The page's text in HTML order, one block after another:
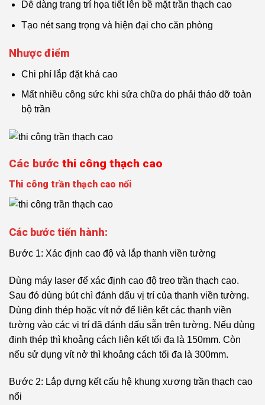
Dễ dàng trang trí họa tiết lên bề mặt trần thạch cao
Tạo nét sang trọng và hiện đại cho căn phòng
Nhược điểm
Chi phí lắp đặt khá cao
Mất nhiều công sức khi sửa chữa do phải tháo dỡ toàn
bộ trần
Các bước thi công thạch cao
Thi công trần thạch cao nổi
Các bước tiến hành:
Bước 1: Xác định cao độ và lắp thanh viền tường
Dùng máy laser để xác định cao độ treo trần thạch cao.
Sau đó dùng bút chì đánh dấu vị trí của thanh viền tường.
Dùng đinh thép hoặc vít nở để liên kết các thanh viền
tường vào các vị trí đã đánh dấu sẵn trên tường. Nếu dùng
đinh thép thì khoảng cách liên kết tối đa là 150mm. Còn
nếu sử dụng vít nở thì khoảng cách tối đa là 300mm.
Bước 2: Lắp dựng kết cấu hệ khung xương trần thạch cao
nổi